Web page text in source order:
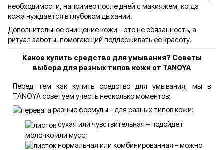
необходимости, например после дней с макияжем, когда
кожа нуждается в глубоком дыхании.
Дополнительное очищение кожи – это не обязанность, а
ритуал заботы, помогающий поддерживать ее красоту.
Какое купить средство для умывания? Советы
выбора для разных типов кожи от TANOYA
Перед тем как купить средство для умывания, мы в
TANOYA советуем учесть несколько моментов:
разные формулы – для разных типов кожи:
сухая или чувствительная – подойдет
молочко или мусс;
нормальная или комбинированная – можно